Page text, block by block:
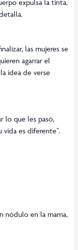
expulsa la tinta,
las mujeres se
agarrar el
idea de verse
lo que les pasó,
vida es diferente”.
nódulo en la mama,